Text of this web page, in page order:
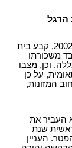
הרגל
בהחלטה שהתקבלה להכרזתו כפושט רגל בשנת 2002, קבע בית
משכורתו
וכן, מצבו
על כן
המזונות,
העביר את
שנת
העניין